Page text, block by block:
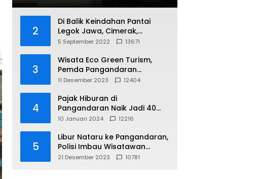
2
Di Balik Keindahan Pantai
Legok Jawa, Cimerak,
Pangandaran
5 September 2022 13671
3
Wisata Eco Green Turism,
Pemda Pangandaran
Gandeng PLN
11 Desember 2023 12404
4
Pajak Hiburan di
Pangandaran Naik Jadi 40
Persen
10 Januari 2024 12216
5
Libur Nataru ke Pangandaran,
Polisi Imbau Wisatawan
Gunakan Jalur Arteri
21 Desember 2023 10781